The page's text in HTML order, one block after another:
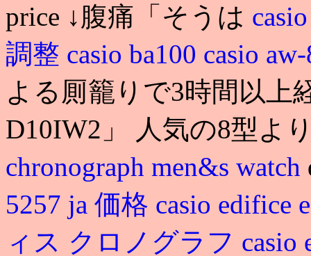
price ↓腹痛「そうは
調整 casio ba100 casio
よる厠籠りで3時間以上
D10IW2」 人気の8型よ
chronograph men&s watch
5257 ja 価格 casio edifice
ィス クロノグラフ casio